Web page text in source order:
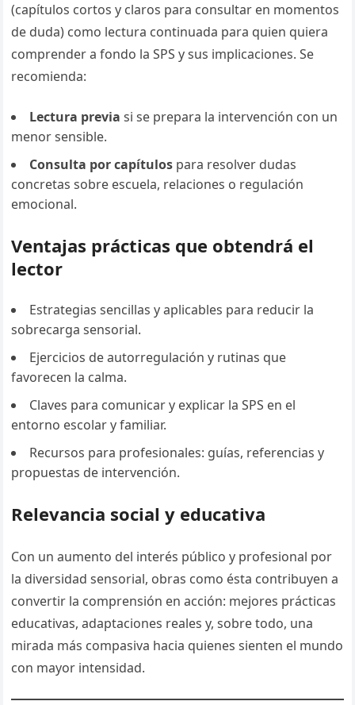
(capítulos cortos y claros para consultar en momentos
de duda) como lectura continuada para quien quiera
comprender a fondo la SPS y sus implicaciones. Se
recomienda:
Lectura previa si se prepara la intervención con un
menor sensible.
Consulta por capítulos para resolver dudas
concretas sobre escuela, relaciones o regulación
emocional.
Ventajas prácticas que obtendrá el
lector
Estrategias sencillas y aplicables para reducir la
sobrecarga sensorial.
Ejercicios de autorregulación y rutinas que
favorecen la calma.
Claves para comunicar y explicar la SPS en el
entorno escolar y familiar.
Recursos para profesionales: guías, referencias y
propuestas de intervención.
Relevancia social y educativa
Con un aumento del interés público y profesional por
la diversidad sensorial, obras como ésta contribuyen a
convertir la comprensión en acción: mejores prácticas
educativas, adaptaciones reales y, sobre todo, una
mirada más compasiva hacia quienes sienten el mundo
con mayor intensidad.